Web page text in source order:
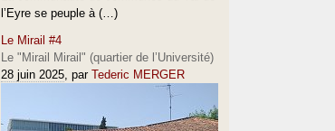
l’Eyre se peuple à (…)
Le Mirail #4
Le "Mirail Mirail" (quartier de l’Université)
28 juin 2025, par Tederic MERGER